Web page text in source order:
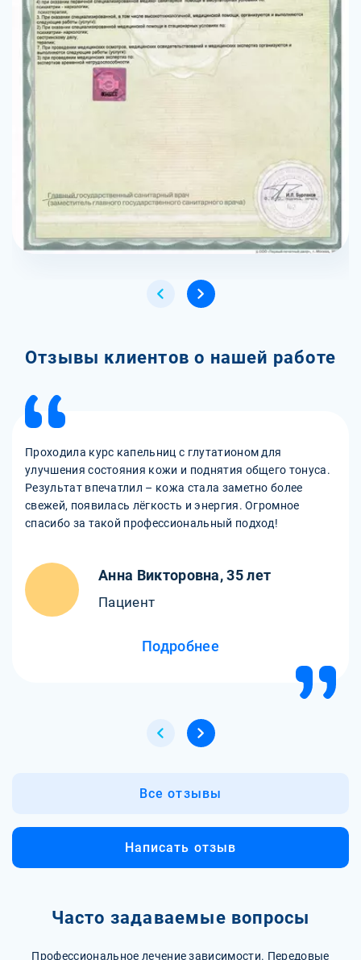
Отзывы клиентов о нашей работе
Проходила курс капельниц с глутатионом для
улучшения состояния кожи и поднятия общего тонуса.
Результат впечатлил – кожа стала заметно более
свежей, появилась лёгкость и энергия. Огромное
спасибо за такой профессиональный подход!
Анна Викторовна, 35 лет
Пациент
Подробнее
Все отзывы
Написать отзыв
Часто задаваемые вопросы
Профессиональное лечение зависимости. Передовые